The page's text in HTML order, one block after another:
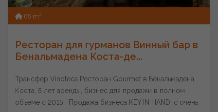
65 m2
Ресторан для гурманов Винный бар в
Бенальмадена Коста-де...
Трансфер Vinoteca Ресторан Gourmet в Бенальмадена
Коста, 5 лет аренды, бизнес для продажи в полном
объеме с 2015 . Продажа бизнеса KEY IN HAND, с очень